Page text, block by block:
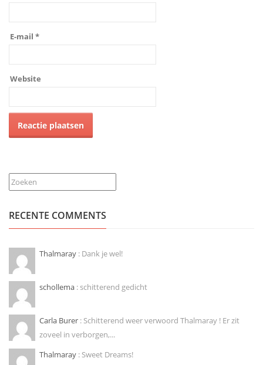
E-mail *
Website
Zoeken
RECENTE COMMENTS
Thalmaray : Dank je wel!
schollema : schitterend gedicht
Carla Burer : Schitterend weer verwoord Thalmaray ! Er zit
zoveel in verborgen,...
Thalmaray : Sweet Dreams!